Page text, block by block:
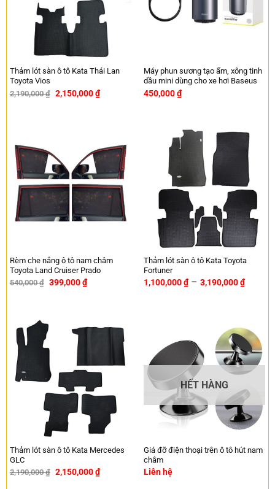
Thảm lót sàn ô tô Kata Thái Lan
Toyota Vios
2,190,000₫ 2,150,000₫
Máy phun sương tạo ẩm, xông tinh
dầu mini dùng cho xe hơi Baseus
450,000₫
Rèm che nắng ô tô nam châm
Toyota Land Cruiser Prado
540,000₫ 399,000₫
Thảm lót sàn ô tô Kata Toyota
Fortuner
1,100,000₫ – 3,190,000₫
Thảm lót sàn ô tô Kata Mercedes
GLC
2,190,000₫ 2,150,000₫
HẾT HÀNG
Giá đỡ điện thoại trên ô tô hút nam
châm
Liên hệ